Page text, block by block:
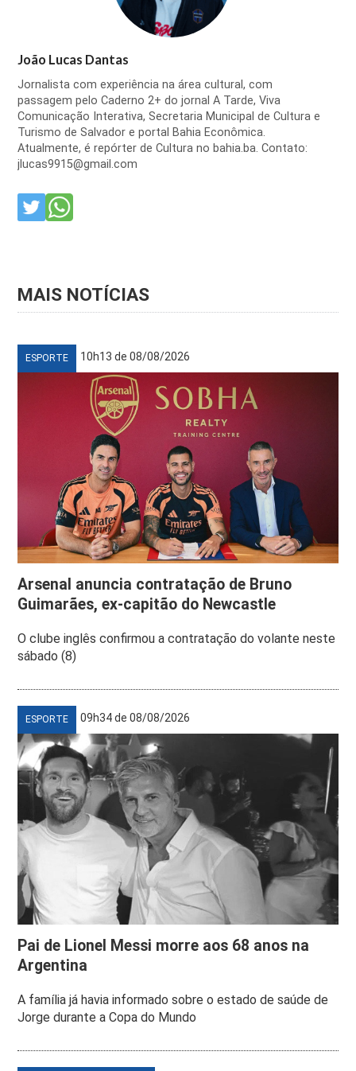
João Lucas Dantas
Jornalista com experiência na área cultural, com
passagem pelo Caderno 2+ do jornal A Tarde, Viva
Comunicação Interativa, Secretaria Municipal de Cultura e
Turismo de Salvador e portal Bahia Econômica.
Atualmente, é repórter de Cultura no bahia.ba. Contato:
jlucas9915@gmail.com
MAIS NOTÍCIAS
ESPORTE 10h13 de 08/08/2026
Arsenal anuncia contratação de Bruno
Guimarães, ex-capitão do Newcastle
O clube inglês confirmou a contratação do volante neste
sábado (8)
ESPORTE 09h34 de 08/08/2026
Pai de Lionel Messi morre aos 68 anos na
Argentina
A família já havia informado sobre o estado de saúde de
Jorge durante a Copa do Mundo